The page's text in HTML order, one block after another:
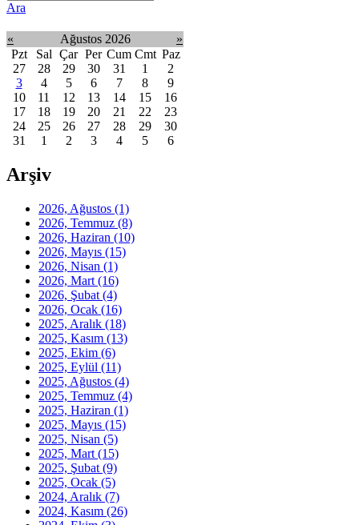
Ara
« Ağustos 2026
»
Pzt
Sal Çar Per Cum Cmt Paz
27
28 29 30 31 1
2
3
4 5 6 7 8
9
10
11 12 13 14 15
16
17
18 19 20 21 22
23
24
25 26 27 28 29
30
31
1 2 3 4 5 6
Arşiv
2026, Ağustos (1)
2026, Temmuz (8)
2026, Haziran (10)
2026, Mayıs (15)
2026, Nisan (1)
2026, Mart (16)
2026, Şubat (4)
2026, Ocak (16)
2025, Aralık (18)
2025, Kasım (13)
2025, Ekim (6)
2025, Eylül (11)
2025, Ağustos (4)
2025, Temmuz (4)
2025, Haziran (1)
2025, Mayıs (15)
2025, Nisan (5)
2025, Mart (15)
2025, Şubat (9)
2025, Ocak (5)
2024, Aralık (7)
2024, Kasım (26)